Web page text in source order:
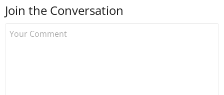
kurdu. 2017'nin Mayıs ayından
Join the Conversation